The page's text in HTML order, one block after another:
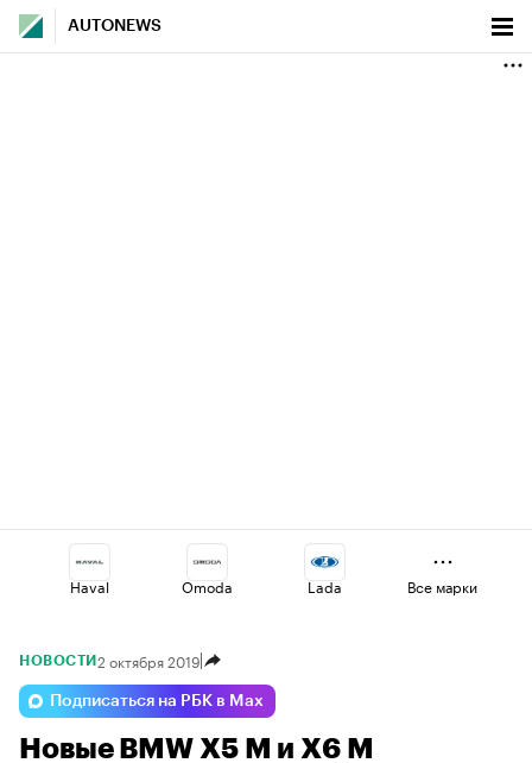
AUTONEWS
Haval Omoda Lada
Voyah Volga
Jaecoo Changan Esteo
Все марки
НОВОСТИ 2 октября 2019
Подписаться на РБК в Max
Новые BMW X5 M и X6 M